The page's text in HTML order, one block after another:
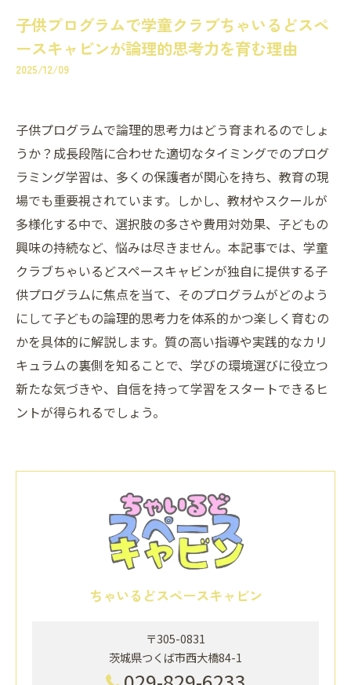
子供プログラムで学童クラブちゃいるどスペ
ースキャビンが論理的思考力を育む理由
2025/12/09
子供プログラムで論理的思考力はどう育まれるのでしょ
うか？成長段階に合わせた適切なタイミングでのプログ
ラミング学習は、多くの保護者が関心を持ち、教育の現
場でも重要視されています。しかし、教材やスクールが
多様化する中で、選択肢の多さや費用対効果、子どもの
興味の持続など、悩みは尽きません。本記事では、学童
クラブちゃいるどスペースキャビンが独自に提供する子
供プログラムに焦点を当て、そのプログラムがどのよう
にして子どもの論理的思考力を体系的かつ楽しく育むの
かを具体的に解説します。質の高い指導や実践的なカリ
キュラムの裏側を知ることで、学びの環境選びに役立つ
新たな気づきや、自信を持って学習をスタートできるヒ
ントが得られるでしょう。
ちゃいるどスペースキャビン
〒305-0831
茨城県つくば市西大橋84-1